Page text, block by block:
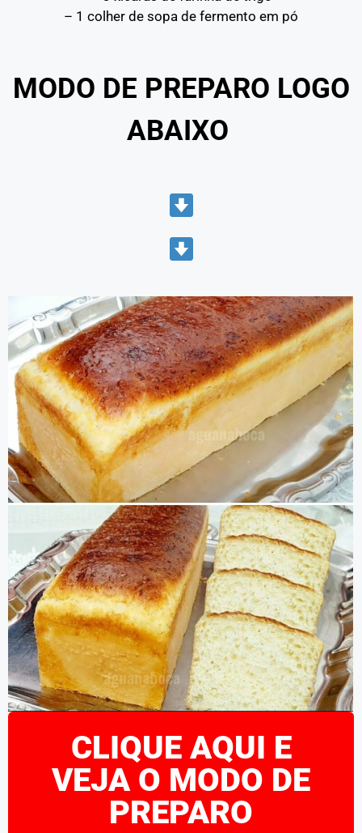
– 1 colher de sopa de fermento em pó
MODO DE PREPARO LOGO
ABAIXO
CLIQUE AQUI E
VEJA O MODO DE
PREPARO